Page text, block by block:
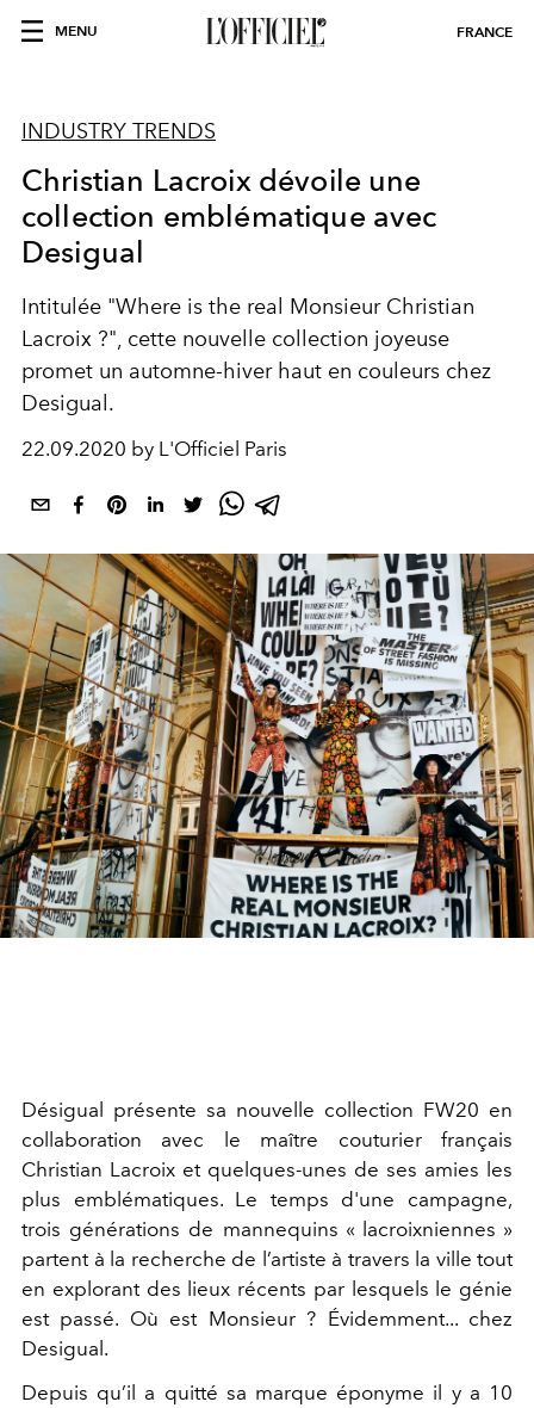
MENU FRANCE
INDUSTRY TRENDS
Christian Lacroix dévoile une
collection emblématique avec
Desigual
Intitulée "Where is the real Monsieur Christian
Lacroix ?", cette nouvelle collection joyeuse
promet un automne-hiver haut en couleurs chez
Desigual.
22.09.2020 by L'Officiel Paris
Désigual présente sa nouvelle collection FW20 en
collaboration avec le maître couturier français
Christian Lacroix et quelques-unes de ses amies les
plus emblématiques. Le temps d'une campagne,
trois générations de mannequins « lacroixniennes »
partent à la recherche de l’artiste à travers la ville tout
en explorant des lieux récents par lesquels le génie
est passé. Où est Monsieur ? Évidemment... chez
Desigual.
Depuis qu’il a quitté sa marque éponyme il y a 10